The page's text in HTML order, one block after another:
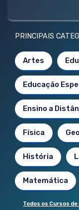
PRINCIPAIS
Artes
Educação
Ensino a
Física
História
Matemática
Todos os Cursos